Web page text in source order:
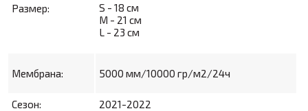
Размер:
S - 18 см
M - 21 см
L - 23 см
Мембрана: 5000 мм/10000 гр/м2/24ч
Сезон:
2021-2022